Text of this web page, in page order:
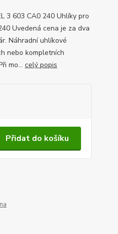
3 603 CA0 240 Uhlíky pro
Uvedená cena je za dva
Náhradní uhlíkové
nebo kompletních
mo... celý popis
Přidat do košíku